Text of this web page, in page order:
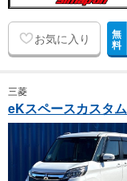
お気に入り 無
料
三菱
eKスペースカスタ